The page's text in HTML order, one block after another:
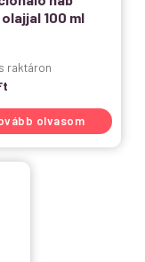
100 ml
raktáron
olvasom